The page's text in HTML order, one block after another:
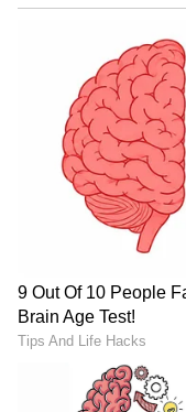
ಬೇಸತ್ತ
ಮನೆಯಿಂದ
ವಿಷಯ
ಜೈಲಿಗೆ ಹಾಕಲಾಗಿದೆ.
ಲೈಂಗಿಕ ಕಿರುಕುಳ: